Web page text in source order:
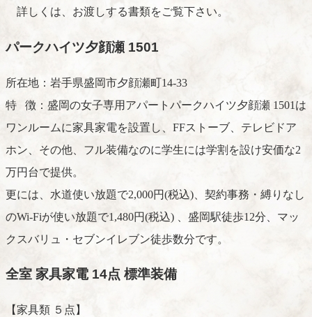
詳しくは、お渡しする書類をご覧下さい。
パークハイツ夕顔瀬 1501
所在地：岩手県盛岡市夕顔瀬町14-33
特 徴：盛岡の女子専用アパートパークハイツ夕顔瀬 1501は
ワンルームに家具家電を設置し、FFストーブ、テレビドア
ホン、その他、フル装備なのに学生には学割を設け安価な2
万円台で提供。
更には、水道使い放題で2,000円(税込)、契約事務・縛りなし
のWi-Fiが使い放題で1,480円(税込) 、盛岡駅徒歩12分、マッ
クスバリュ・セブンイレブン徒歩数分です。
全室 家具家電 14点 標準装備
【家具類 ５点】